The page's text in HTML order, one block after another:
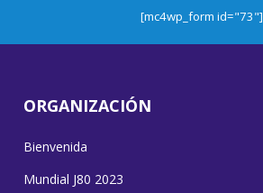
[mc4wp_form id="73"]
ORGANIZACIÓN
Bienvenida
Mundial J80 2023